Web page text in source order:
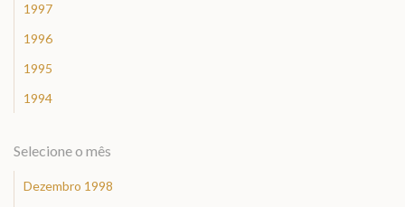
1997
1996
1995
1994
Selecione o mês
Dezembro 1998